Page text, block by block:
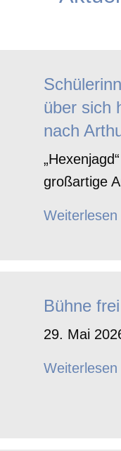
über sich
nach
großartige
Weiterlesen
Bühne frei
29. Mai
Weiterlesen